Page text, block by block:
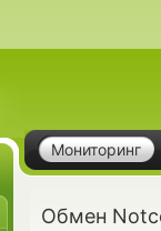
Мониторинг
Обмен